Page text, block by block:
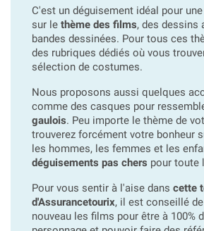
C'est un déguisement idéal pour
sur le thème des films, des dessins
bandes dessinées. Pour tous ces
des rubriques dédiés où vous
sélection de costumes.
Nous proposons aussi quelques
comme des casques pour
gaulois. Peu importe le thème de
trouverez forcément votre bonheur
les hommes, les femmes et les
déguisements pas chers pour toute
Pour vous sentir à l'aise dans cette
d'Assurancetourix, il est conseillé
nouveau les films pour être à 100%